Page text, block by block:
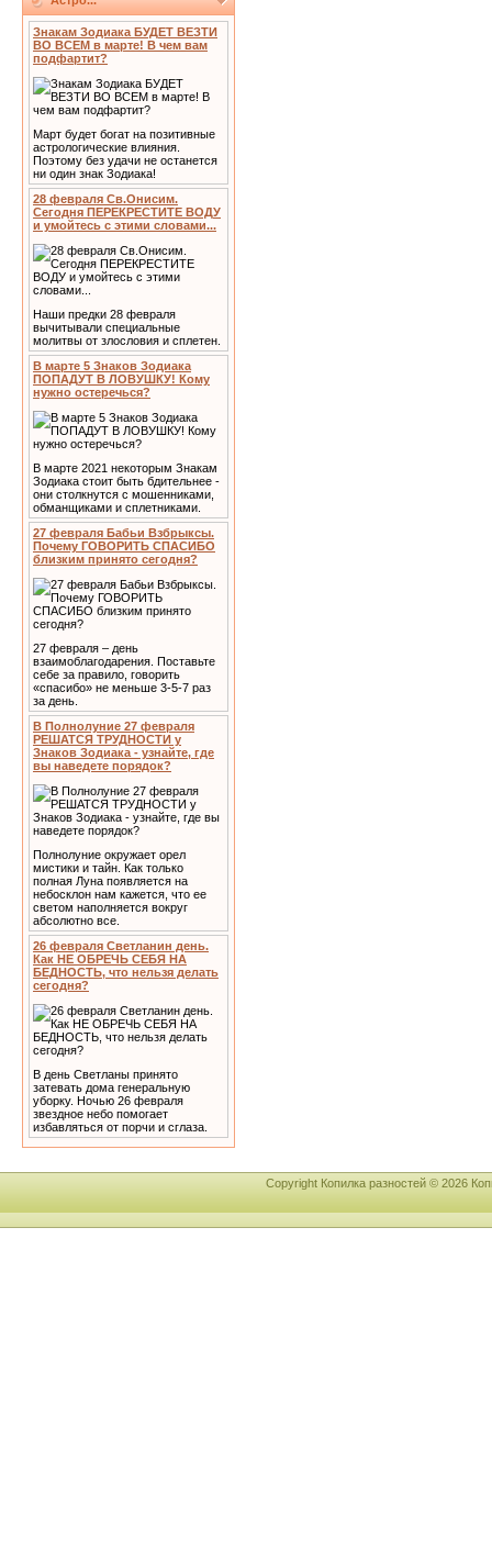
Знакам Зодиака БУДЕТ ВЕЗТИ
ВО ВСЕМ в марте! В чем вам
подфартит?
Март будет богат на позитивные
астрологические влияния.
Поэтому без удачи не останется
ни один знак Зодиака!
28 февраля Св.Онисим.
Сегодня ПЕРЕКРЕСТИТЕ ВОДУ
и умойтесь с этими словами...
Наши предки 28 февраля
вычитывали специальные
молитвы от злословия и сплетен.
В марте 5 Знаков Зодиака
ПОПАДУТ В ЛОВУШКУ! Кому
нужно остеречься?
В марте 2021 некоторым Знакам
Зодиака стоит быть бдительнее -
они столкнутся с мошенниками,
обманщиками и сплетниками.
27 февраля Бабьи Взбрыксы.
Почему ГОВОРИТЬ СПАСИБО
близким принято сегодня?
27 февраля – день
взаимоблагодарения. Поставьте
себе за правило, говорить
«спасибо» не меньше 3-5-7 раз
за день.
В Полнолуние 27 февраля
РЕШАТСЯ ТРУДНОСТИ у
Знаков Зодиака - узнайте, где
вы наведете порядок?
Полнолуние окружает орел
мистики и тайн. Как только
полная Луна появляется на
небосклон нам кажется, что ее
светом наполняется вокруг
абсолютно все.
26 февраля Светланин день.
Как НЕ ОБРЕЧЬ СЕБЯ НА
БЕДНОСТЬ, что нельзя делать
сегодня?
В день Светланы принято
затевать дома генеральную
уборку. Ночью 26 февраля
звездное небо помогает
избавляться от порчи и сглаза.
Copyright Копилка разностей © 2026